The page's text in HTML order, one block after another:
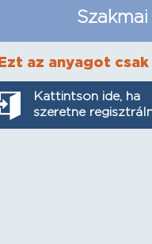
Ezt az anyagot
Kattintson ide, ha
szeretne